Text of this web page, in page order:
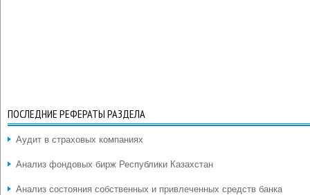
ПОСЛЕДНИЕ РЕФЕРАТЫ РАЗДЕЛА
Аудит в страховых компаниях
Анализ фондовых бирж Республики Казахстан
Анализ состояния собственных и привлеченных средств банка